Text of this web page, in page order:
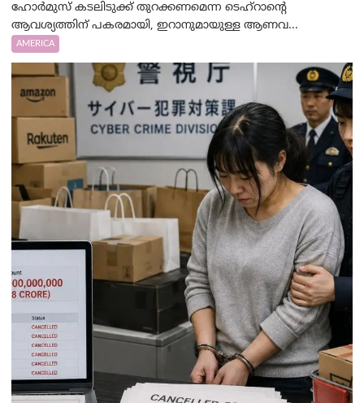
ഹോർമുസ് കടലിടുക്ക് തുറക്കണമെന്ന ടെഹ്‌റാന്റെ
ആവശ്യത്തിന് പകരമായി, ഇറാനുമായുള്ള ആണവ...
AMERICA